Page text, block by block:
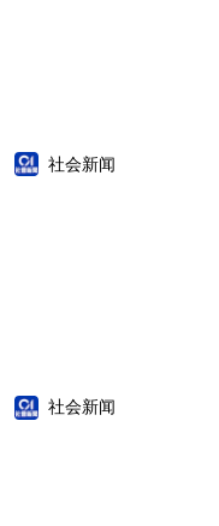
社会新闻
社会新闻